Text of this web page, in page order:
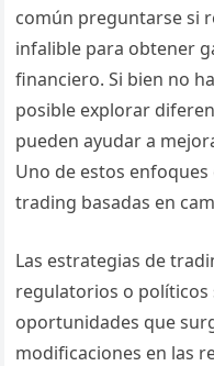
común preguntarse si
infalible para obtener
financiero. Si bien no
posible explorar
pueden ayudar a
Uno de estos
trading basadas en
Las estrategias de
regulatorios o políticos
oportunidades que
modificaciones en las